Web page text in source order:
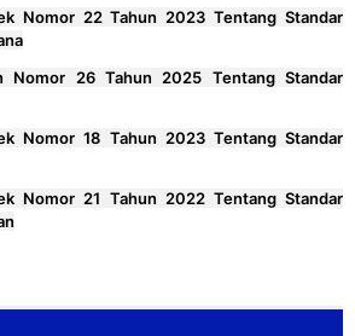
Nomor 22 Tahun 2023 Tentang Standar
Nomor 26 Tahun 2025 Tentang Standar
Nomor 18 Tahun 2023 Tentang Standar
Nomor 21 Tahun 2022 Tentang Standar